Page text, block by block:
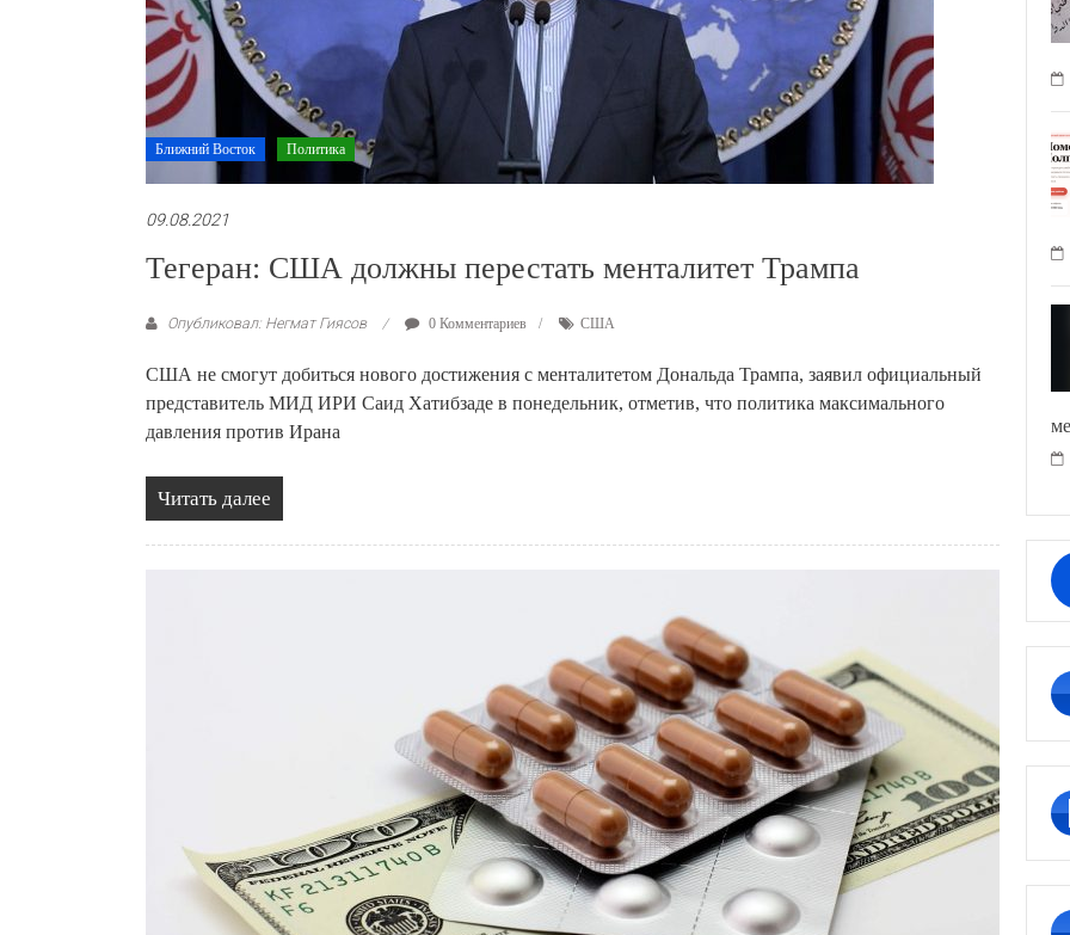
Ближний Восток Политика
09.08.2021
Тегеран: США должны перестать менталитет Трампа
Опубликовал: Негмат Гиясов 0 Комментариев США
США не смогут добиться нового достижения с менталитетом Дональда Трампа, заявил официальный
представитель МИД ИРИ Саид Хатибзаде в понедельник, отметив, что политика максимального
давления против Ирана
Читать далее